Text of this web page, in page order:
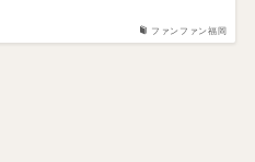
ファンファン福岡